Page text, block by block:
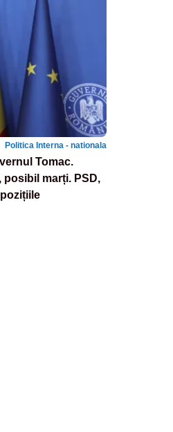
Politica Interna - nationala
Tomac.
posibil marți. PSD,